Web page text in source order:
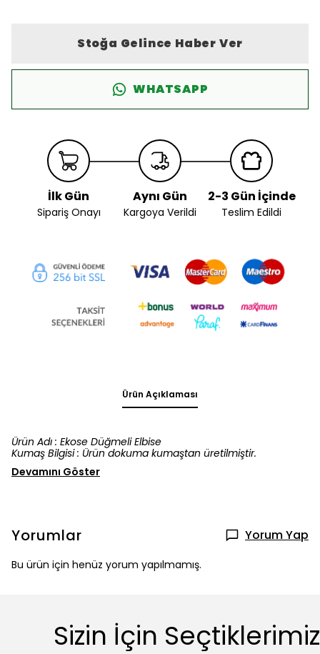
Stoğa Gelince Haber Ver
WHATSAPP
İlk Gün
Sipariş Onayı
Aynı Gün
Kargoya Verildi
2-3 Gün İçinde
Teslim Edildi
Ürün Açıklaması
Ürün Adı : Ekose Düğmeli Elbise
Kumaş Bilgisi : Ürün dokuma kumaştan üretilmiştir.
Devamını Göster
Yorumlar Yorum Yap
Bu ürün için henüz yorum yapılmamış.
Sizin İçin Seçtiklerimiz